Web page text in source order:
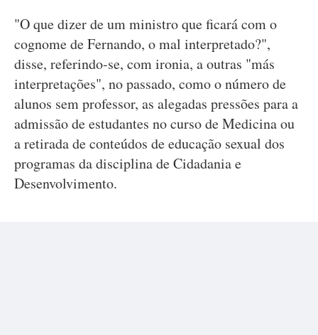
"O que dizer de um ministro que ficará com o
cognome de Fernando, o mal interpretado?",
disse, referindo-se, com ironia, a outras "más
interpretações", no passado, como o número de
alunos sem professor, as alegadas pressões para a
admissão de estudantes no curso de Medicina ou
a retirada de conteúdos de educação sexual dos
programas da disciplina de Cidadania e
Desenvolvimento.